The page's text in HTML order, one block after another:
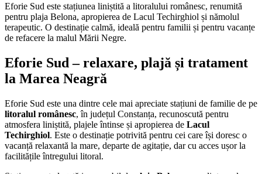
Eforie Sud este stațiunea liniștită a litoralului românesc, renumită
pentru plaja Belona, apropierea de Lacul Techirghiol și nămolul
terapeutic. O destinație calmă, ideală pentru familii și pentru vacanțe
de refacere la malul Mării Negre.
Eforie Sud – relaxare, plajă și tratament
la Marea Neagră
Eforie Sud este una dintre cele mai apreciate stațiuni de familie de pe
litoralul românesc, în județul Constanța, recunoscută pentru
atmosfera liniștită, plajele întinse și apropierea de Lacul
Techirghiol. Este o destinație potrivită pentru cei care își doresc o
vacanță relaxantă la mare, departe de agitație, dar cu acces ușor la
facilitățile întregului litoral.